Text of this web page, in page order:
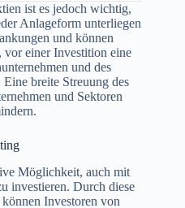
ist es jedoch wichtig,
Anlageform unterliegen
und können
vor einer Investition eine
und des
breite Streuung des
und Sektoren
Möglichkeit, auch mit
investieren. Durch diese
Investoren von